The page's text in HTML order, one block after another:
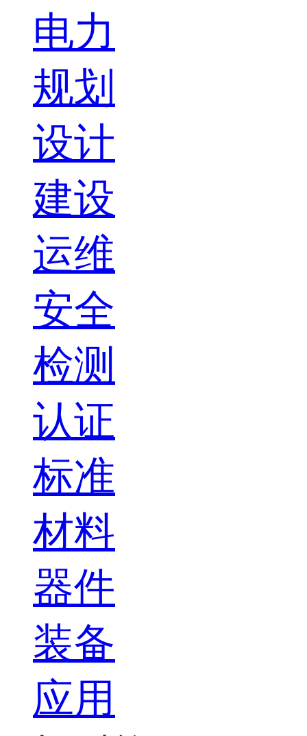
电力
规划
设计
建设
运维
安全
检测
认证
标准
材料
器件
装备
应用